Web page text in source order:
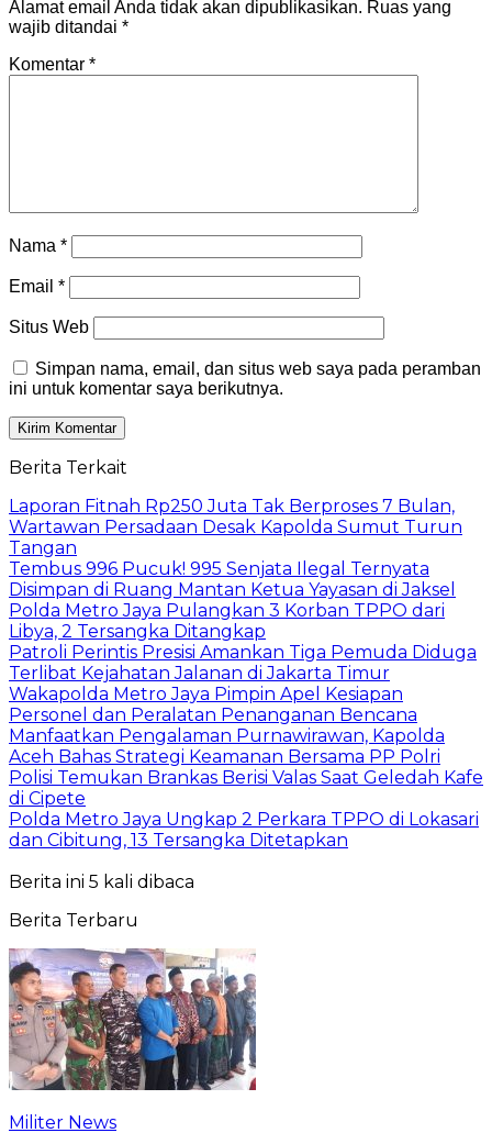
Alamat email Anda tidak akan dipublikasikan. Ruas yang
wajib ditandai *
Komentar *
Nama *
Email *
Situs Web
Simpan nama, email, dan situs web saya pada peramban
ini untuk komentar saya berikutnya.
Berita Terkait
Laporan Fitnah Rp250 Juta Tak Berproses 7 Bulan,
Wartawan Persadaan Desak Kapolda Sumut Turun
Tangan
Tembus 996 Pucuk! 995 Senjata Ilegal Ternyata
Disimpan di Ruang Mantan Ketua Yayasan di Jaksel
Polda Metro Jaya Pulangkan 3 Korban TPPO dari
Libya, 2 Tersangka Ditangkap
Patroli Perintis Presisi Amankan Tiga Pemuda Diduga
Terlibat Kejahatan Jalanan di Jakarta Timur
Wakapolda Metro Jaya Pimpin Apel Kesiapan
Personel dan Peralatan Penanganan Bencana
Manfaatkan Pengalaman Purnawirawan, Kapolda
Aceh Bahas Strategi Keamanan Bersama PP Polri
Polisi Temukan Brankas Berisi Valas Saat Geledah Kafe
di Cipete
Polda Metro Jaya Ungkap 2 Perkara TPPO di Lokasari
dan Cibitung, 13 Tersangka Ditetapkan
Berita ini 5 kali dibaca
Berita Terbaru
Militer News